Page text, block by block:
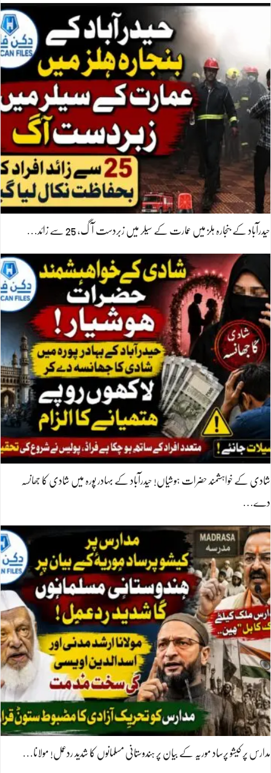
حیدرآباد کے بنجارہ ہلز میں عمارت کے سیلر میں زبردست آگ، 25 سے زائد…
شادی کے خواہشمند حضرات ہوشیاں! حیدرآباد کے بہادر پورہ میں شادی کا جھانسہ
دے…
مدارس پر کیشو پرساد موریہ کے بیان پر ہندوستانی مسلمانوں کا شدید ردعمل! مولانا…